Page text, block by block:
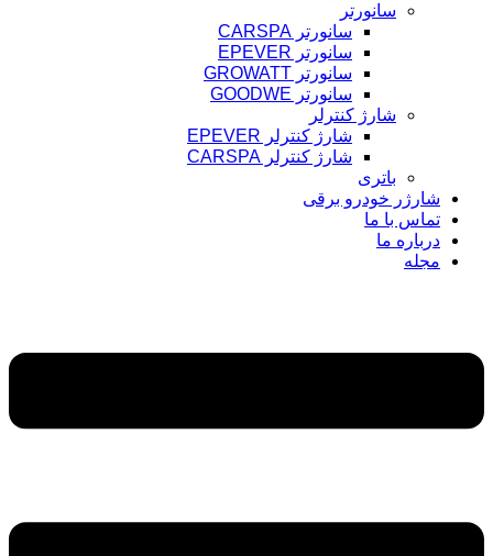
سانورتر
سانورتر CARSPA
سانورتر EPEVER
سانورتر GROWATT
سانورتر GOODWE
شارژ کنترلر
شارژ کنترلر EPEVER
شارژ کنترلر CARSPA
باتری
شارژر خودرو برقی
تماس با ما
درباره ما
مجله